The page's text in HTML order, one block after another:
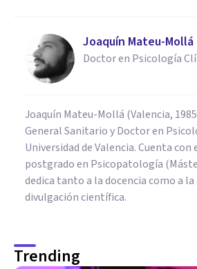
Joaquín Mateu-Mollá
Doctor en Psicología
Joaquín Mateu-Mollá (Valencia,
General Sanitario y Doctor en
Universidad de Valencia. Cuenta con
postgrado en Psicopatología
dedica tanto a la docencia como a
divulgación científica.
Trending